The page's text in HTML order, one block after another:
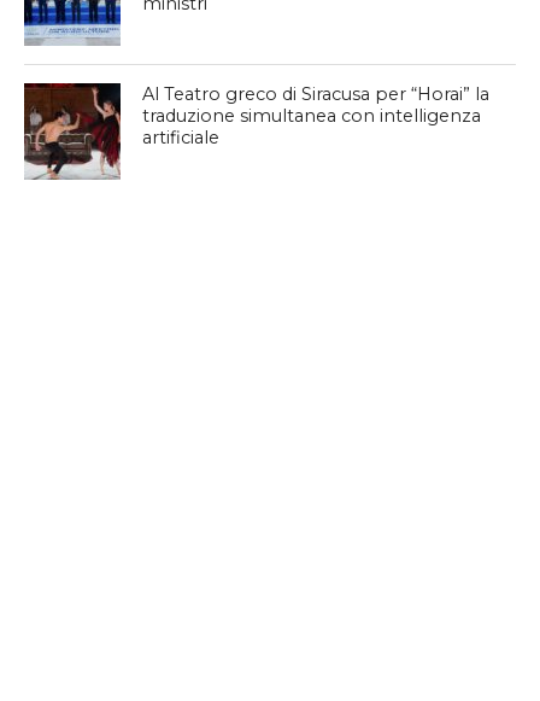
Al Teatro greco di Siracusa per “Horai” la
traduzione simultanea con intelligenza
artificiale